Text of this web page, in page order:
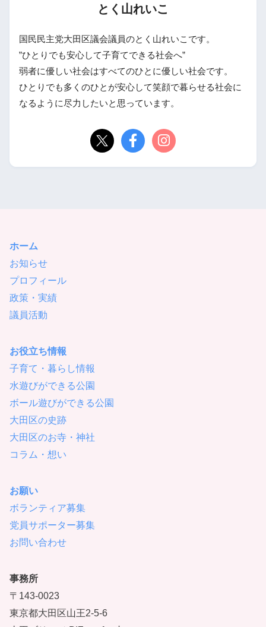
とく山れいこ
国民民主党大田区議会議員のとく山れいこです。
”ひとりでも安心して子育てできる社会へ”
弱者に優しい社会はすべてのひとに優しい社会です。
ひとりでも多くのひとが安心して笑顔で暮らせる社会に
なるように尽力したいと思っています。
ホーム
お知らせ
プロフィール
政策・実績
議員活動
お役立ち情報
子育て・暮らし情報
水遊びができる公園
ボール遊びができる公園
大田区の史跡
大田区のお寺・神社
コラム・想い
お願い
ボランティア募集
党員サポーター募集
お問い合わせ
事務所
〒143-0023
東京都大田区山王2-5-6